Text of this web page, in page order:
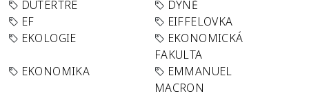
DUTERTRE
DÝNĚ
EF
EIFFELOVKA
EKOLOGIE
EKONOMICKÁ
FAKULTA
EKONOMIKA
EMMANUEL
MACRON